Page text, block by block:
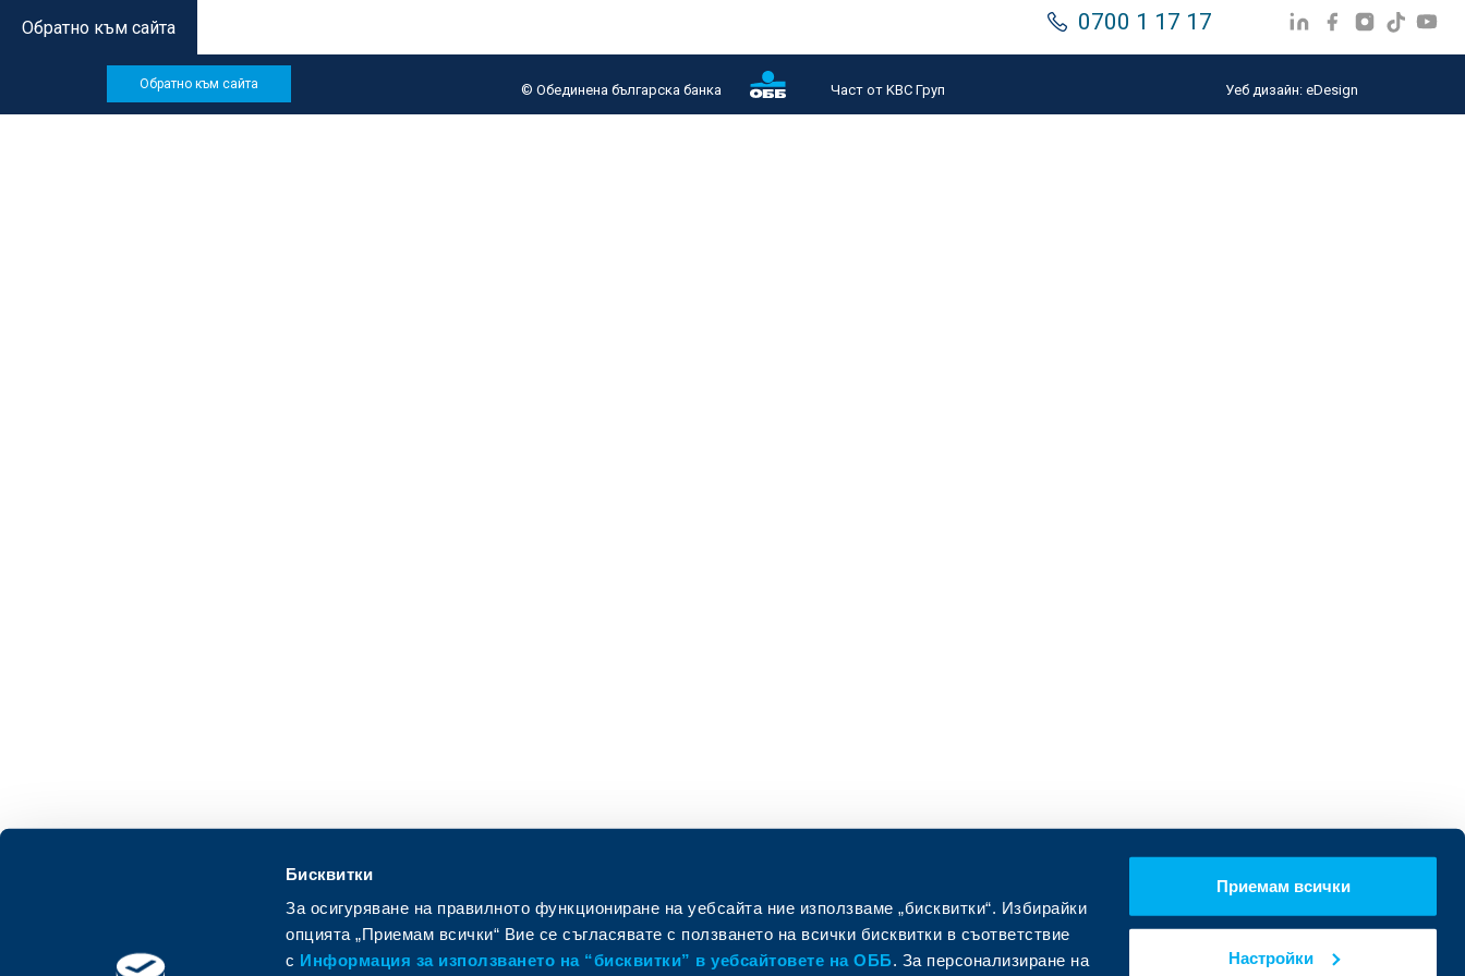
Бисквитки
За осигуряване на правилното функциониране на уебсайта ние използваме „бисквитки“. Избирайки
опцията „Приемам всички“ Вие се съгласявате с ползването на всички бисквитки в съответствие
с Информация за използването на “бисквитки” в уебсайтовете на ОББ. За персонализиране на
Приемам всички
Настройки
Обратно към сайта 0700 1 17 17
Обратно към сайта © Oбединена българска банка Част от KBC Груп Уеб дизайн:eDesign